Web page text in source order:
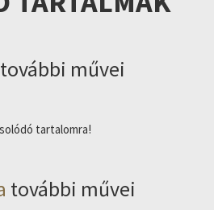
további művei
tartalomra!
további művei